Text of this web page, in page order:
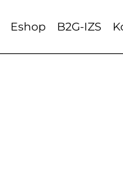
Eshop B2G-IZS